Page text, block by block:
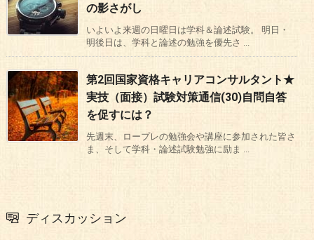
の影さがし
いよいよ来週の日曜日は学科＆論述試験。 明日・
明後日は、学科と論述の勉強を優先さ ...
第2回国家資格キャリアコンサルタント★
実技（面接）試験対策通信(30)自問自答
を促すには？
先週末、ロープレの勉強会や講座に参加された皆さ
ま、そして学科・論述試験勉強に励ま ...
ディスカッション